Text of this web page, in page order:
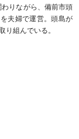
りながら、備前市頭
夫婦で運営。頭島が
り組んでいる。